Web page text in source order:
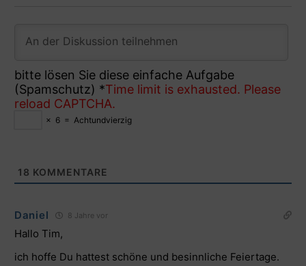
bitte lösen Sie diese einfache Aufgabe
(Spamschutz) *Time limit is exhausted. Please
reload CAPTCHA.
× 6 = Achtundvierzig
18 KOMMENTARE
Daniel 8 Jahre vor
Hallo Tim,
ich hoffe Du hattest schöne und besinnliche Feiertage.